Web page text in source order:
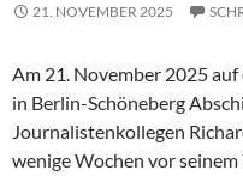
21. NOVEMBER 2025
Am 21. November 2025
in Berlin-Schöneberg
Journalistenkollegen
wenige Wochen vor